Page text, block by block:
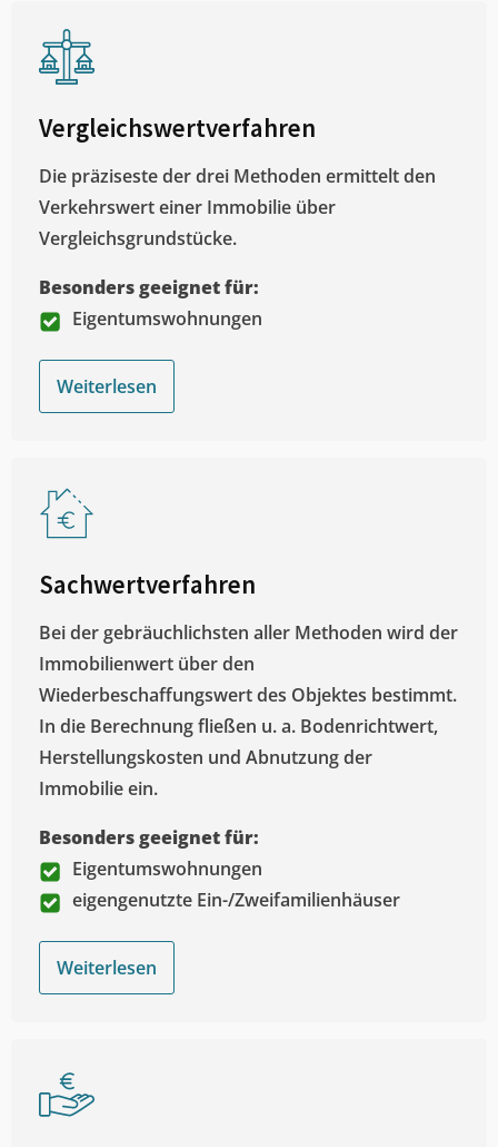
Vergleichswertverfahren
Die präziseste der drei Methoden ermittelt den
Verkehrswert einer Immobilie über
Vergleichsgrundstücke.
Besonders geeignet für:
Eigentumswohnungen
Weiterlesen
Sachwertverfahren
Bei der gebräuchlichsten aller Methoden wird der
Immobilienwert über den
Wiederbeschaffungswert des Objektes bestimmt.
In die Berechnung fließen u. a. Bodenrichtwert,
Herstellungskosten und Abnutzung der
Immobilie ein.
Besonders geeignet für:
Eigentumswohnungen
eigengenutzte Ein-/Zweifamilienhäuser
Weiterlesen